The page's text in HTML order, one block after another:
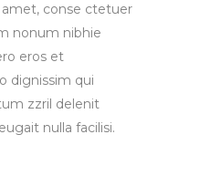
conse ctetuer
nonum nibhie
eros et
dignissim qui
zzril delenit
nulla facilisi.